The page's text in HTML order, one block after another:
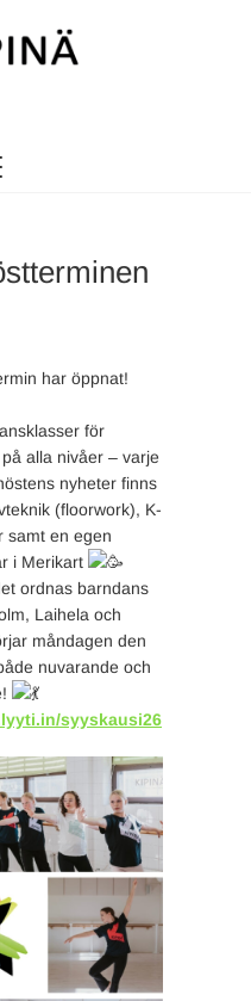
har öppnat!
för
alla nivåer – varje
nyheter finns
(floorwork), K-
samt en egen
i Merikart
ordnas barndans
Laihela och
måndagen den
nuvarande och
syyskausi26